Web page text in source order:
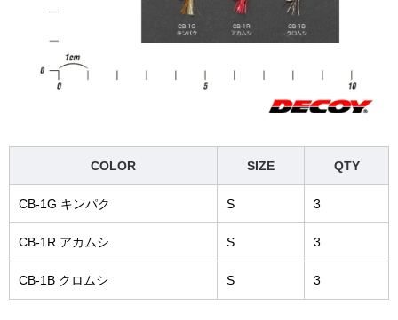
COLOR SIZE QTY
CB-1G キンパク S 3
CB-1R アカムシ S 3
CB-1B クロムシ S 3